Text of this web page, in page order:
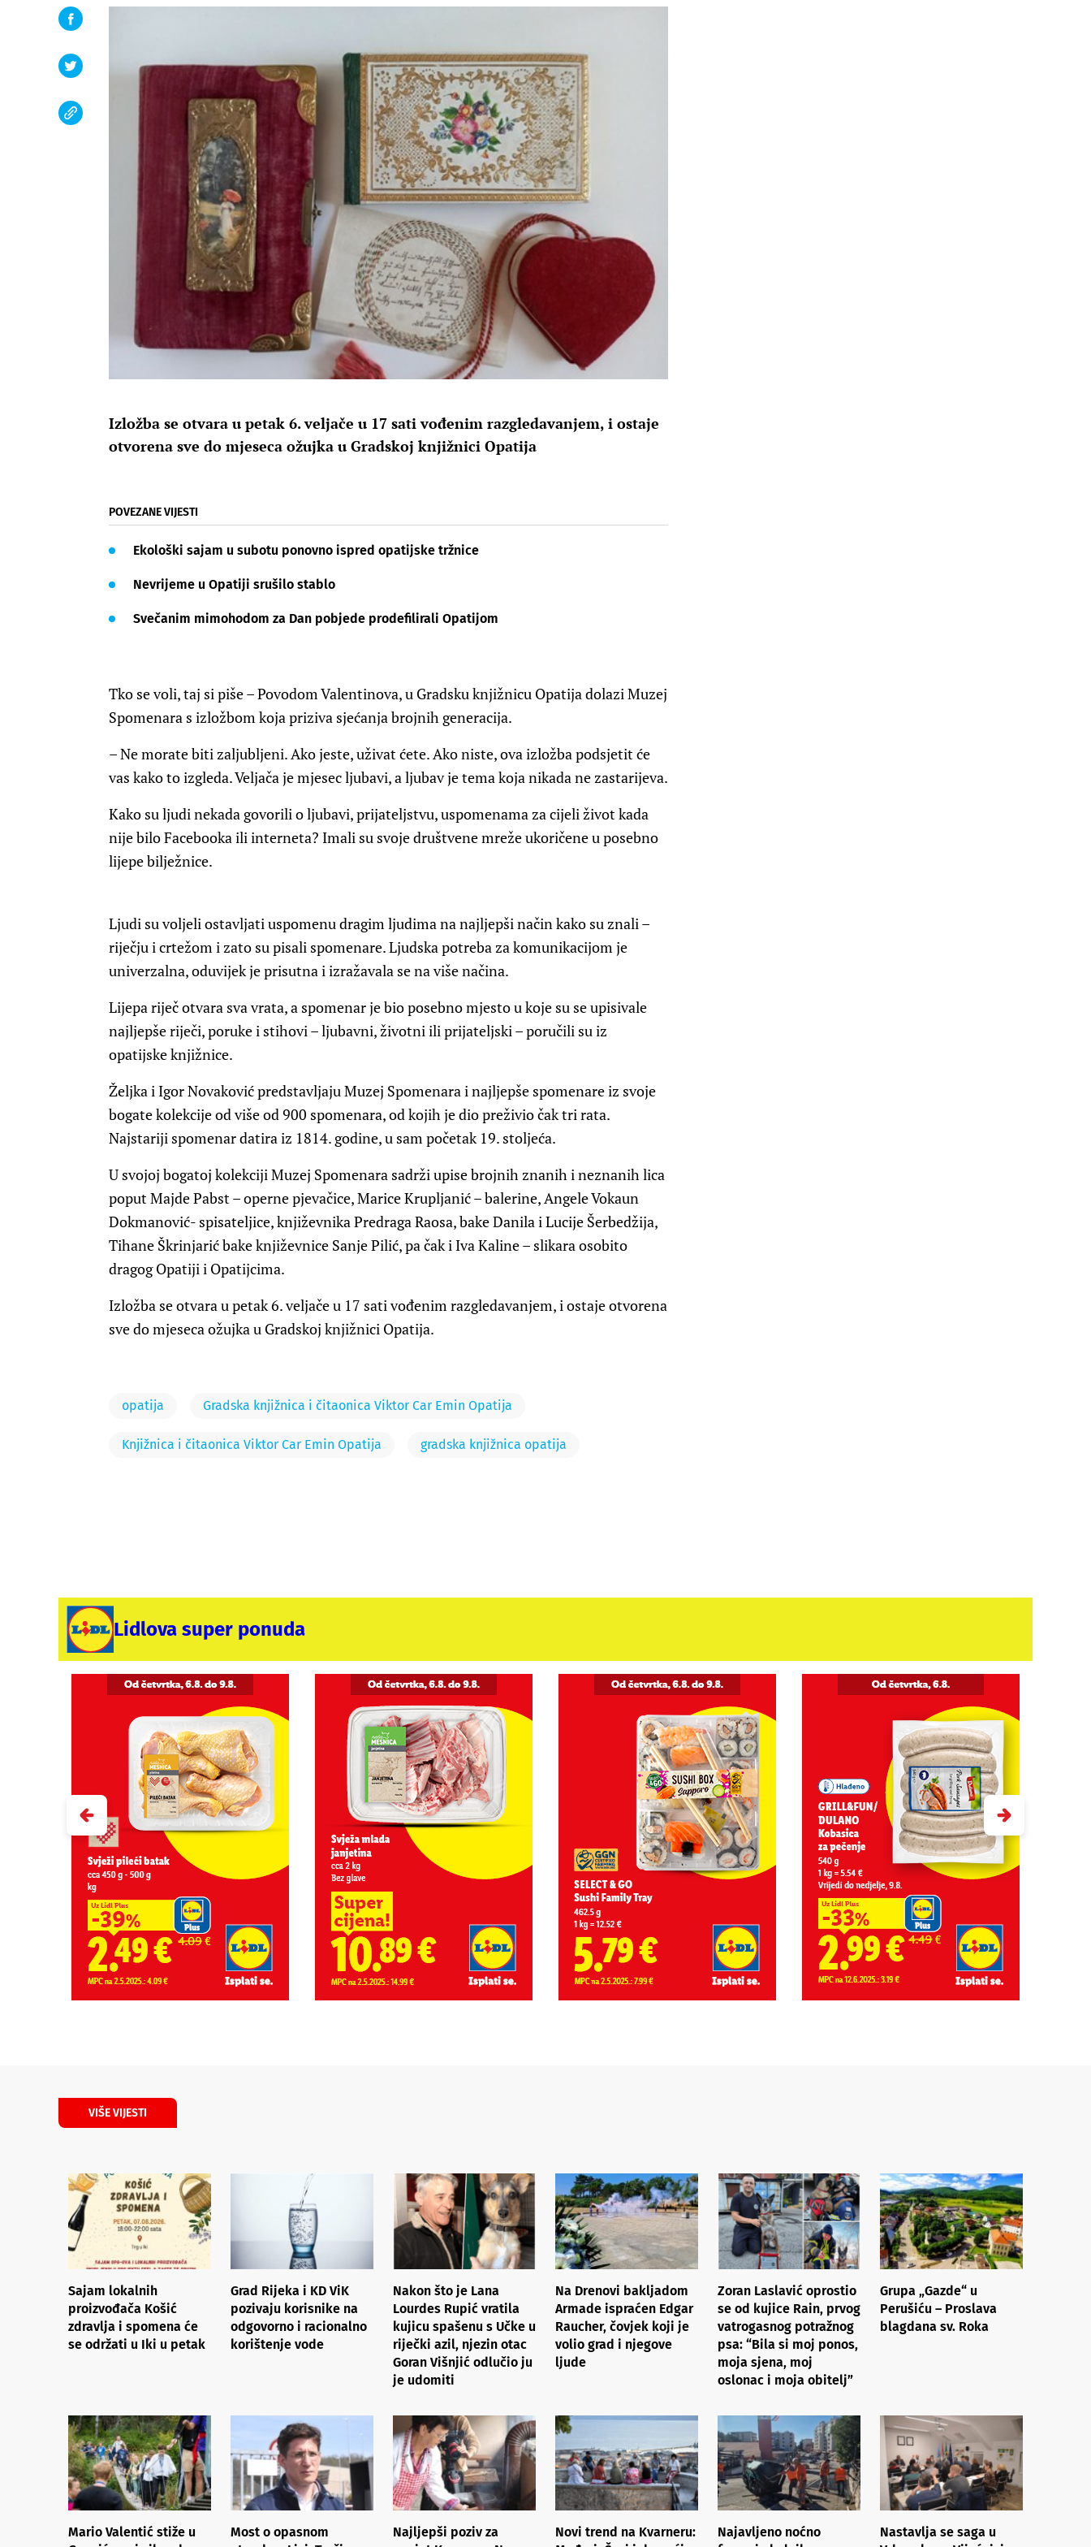
Izložba se otvara u petak 6. veljače u 17 sati vođenim razgledavanjem, i ostaje
otvorena sve do mjeseca ožujka u Gradskoj knjižnici Opatija
POVEZANE VIJESTI
Ekološki sajam u subotu ponovno ispred opatijske tržnice
Nevrijeme u Opatiji srušilo stablo
Svečanim mimohodom za Dan pobjede prodefilirali Opatijom
Tko se voli, taj si piše – Povodom Valentinova, u Gradsku knjižnicu Opatija dolazi Muzej
Spomenara s izložbom koja priziva sjećanja brojnih generacija.
– Ne morate biti zaljubljeni. Ako jeste, uživat ćete. Ako niste, ova izložba podsjetit će
vas kako to izgleda. Veljača je mjesec ljubavi, a ljubav je tema koja nikada ne zastarijeva.
Kako su ljudi nekada govorili o ljubavi, prijateljstvu, uspomenama za cijeli život kada
nije bilo Facebooka ili interneta? Imali su svoje društvene mreže ukoričene u posebno
lijepe bilježnice.
Ljudi su voljeli ostavljati uspomenu dragim ljudima na najljepši način kako su znali –
riječju i crtežom i zato su pisali spomenare. Ljudska potreba za komunikacijom je
univerzalna, oduvijek je prisutna i izražavala se na više načina.
Lijepa riječ otvara sva vrata, a spomenar je bio posebno mjesto u koje su se upisivale
najljepše riječi, poruke i stihovi – ljubavni, životni ili prijateljski – poručili su iz
opatijske knjižnice.
Željka i Igor Novaković predstavljaju Muzej Spomenara i najljepše spomenare iz svoje
bogate kolekcije od više od 900 spomenara, od kojih je dio preživio čak tri rata.
Najstariji spomenar datira iz 1814. godine, u sam početak 19. stoljeća.
U svojoj bogatoj kolekciji Muzej Spomenara sadrži upise brojnih znanih i neznanih lica
poput Majde Pabst – operne pjevačice, Marice Krupljanić – balerine, Angele Vokaun
Dokmanović- spisateljice, književnika Predraga Raosa, bake Danila i Lucije Šerbedžija,
Tihane Škrinjarić bake književnice Sanje Pilić, pa čak i Iva Kaline – slikara osobito
dragog Opatiji i Opatijcima.
Izložba se otvara u petak 6. veljače u 17 sati vođenim razgledavanjem, i ostaje otvorena
sve do mjeseca ožujka u Gradskoj knjižnici Opatija.
opatija Gradska knjižnica i čitaonica Viktor Car Emin Opatija
Knjižnica i čitaonica Viktor Car Emin Opatija gradska knjižnica opatija
Lidlova super ponuda
VIŠE VIJESTI
Sajam lokalnih
proizvođača Košić
zdravlja i spomena će
se održati u Iki u petak
Grad Rijeka i KD ViK
pozivaju korisnike na
odgovorno i racionalno
korištenje vode
Nakon što je Lana
Lourdes Rupić vratila
kujicu spašenu s Učke u
riječki azil, njezin otac
Goran Višnjić odlučio ju
je udomiti
Na Drenovi bakljadom
Armade ispraćen Edgar
Raucher, čovjek koji je
volio grad i njegove
ljude
Zoran Laslavić oprostio
se od kujice Rain, prvog
vatrogasnog potražnog
psa: “Bila si moj ponos,
moja sjena, moj
oslonac i moja obitelj”
Grupa „Gazde“ u
Perušiću – Proslava
blagdana sv. Roka
Mario Valentić stiže u
Most o opasnom
Najljepši poziv za
Novi trend na Kvarneru:
Najavljeno noćno
Nastavlja se saga u